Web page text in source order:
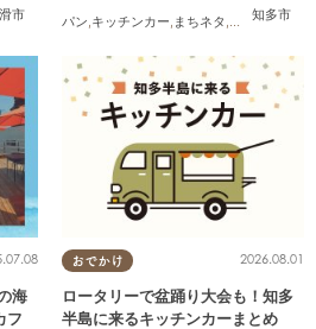
市
族, 知多市
パン キッチンカー まちネタ ちたまる調査
海
フ
おでかけ 2026.08.01
ロータリーで盆踊り大会も！知多
半島に来るキッチンカーまとめ